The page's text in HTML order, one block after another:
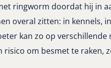
ringworm doordat hij in
overal zitten: in kennels,
kan zo op
om besmet te raken,